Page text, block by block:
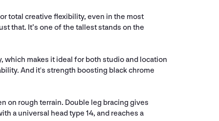
total creative flexibility, even in the most
that. It’s one of the tallest stands on the
which makes it ideal for both studio and location
And it's strength boosting black chrome
on rough terrain. Double leg bracing gives
a universal head type 14, and reaches a